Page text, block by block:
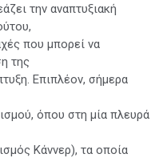
την αναπτυξιακή
που μπορεί να
της
Επιπλέον, σήμερα
όπου στη μία πλευρά
Κάννερ), τα οποία